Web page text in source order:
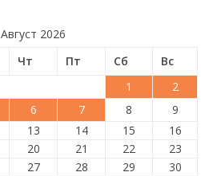
Август 2026
Чт Пт Сб
Вс
1
2
6 7 8
9
13 14 15
16
20 21 22
23
27 28 29
30